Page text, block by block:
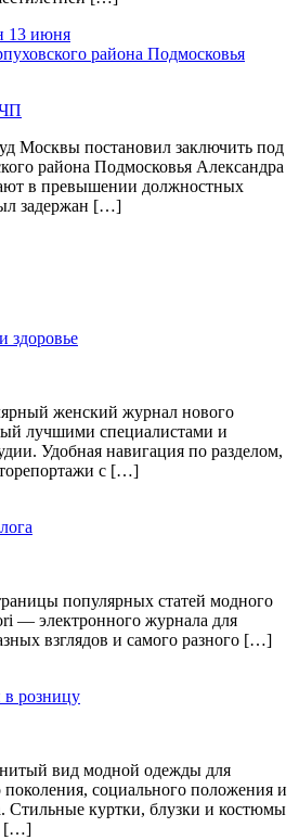
района Подмосковья
Москвы постановил заключить под
района Подмосковья Александра
в превышении должностных
задержан […]
здоровье
женский журнал нового
лучшими специалистами и
Удобная навигация по разделом,
с […]
популярных статей модного
— электронного журнала для
взглядов и самого разного […]
розницу
вид модной одежды для
поколения, социального положения и
Стильные куртки, блузки и костюмы
[…]